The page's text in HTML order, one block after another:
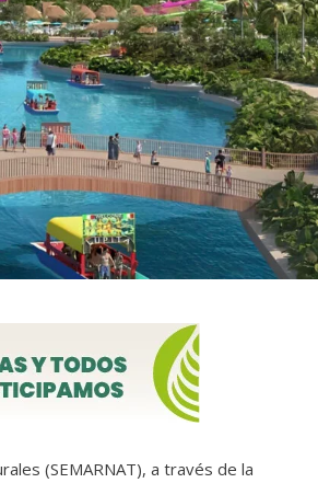
(SEMARNAT), a través de la